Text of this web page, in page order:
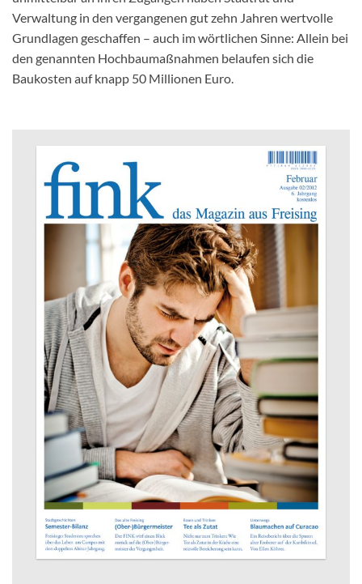
Verwaltung in den vergangenen gut zehn Jahren wertvolle
Grundlagen geschaffen – auch im wörtlichen Sinne: Allein bei
den genannten Hochbaumaßnahmen belaufen sich die
Baukosten auf knapp 50 Millionen Euro.